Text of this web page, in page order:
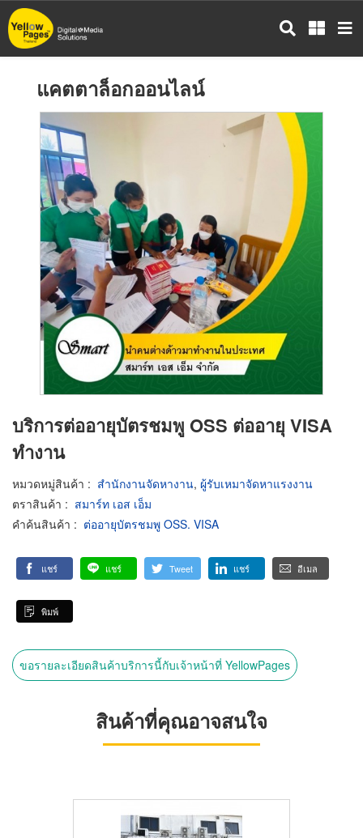
ข้าม
ไป
แคตตาล็อกออนไลน์
บริการต่ออายุบัตรชมพู OSS ต่ออายุ VISA
ทำงาน
หมวดหมู่สินค้า : สำนักงานจัดหางาน, ผู้รับเหมาจัดหาแรงงาน
ตราสินค้า : สมาร์ท เอส เอ็ม
คำค้นสินค้า : ต่ออายุบัตรชมพู OSS. VISA
แชร์ แชร์ Tweet แชร์ อีเมล
พิมพ์
ขอรายละเอียดสินค้าบริการนี้กับเจ้าหน้าที่ YellowPages
สินค้าที่คุณอาจสนใจ